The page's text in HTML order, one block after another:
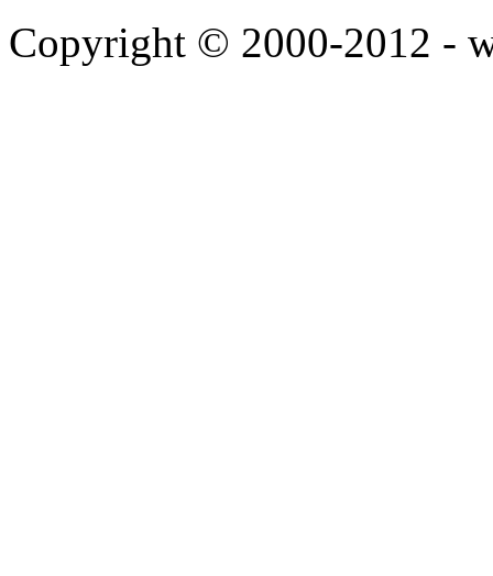
Copyright © 2000-2012 -